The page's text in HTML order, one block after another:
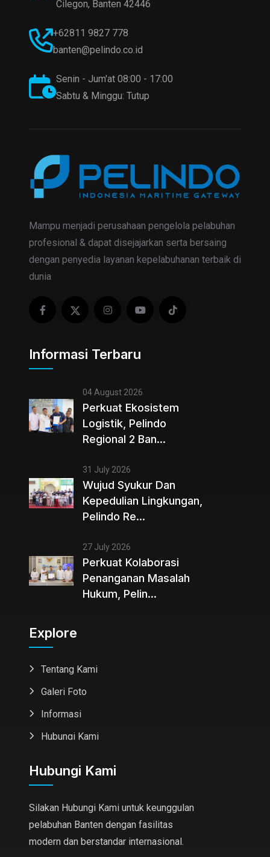
Cilegon, Banten 42446
+62811 9827 778
banten@pelindo.co.id
Senin - Jum'at 08:00 - 17:00
Sabtu & Minggu: Tutup
Mampu menjadi perusahaan pengelola pelabuhan
profesional & dapat disejajarkan serta bersaing
dengan penyedia layanan kepelabuhanan terbaik di
dunia
Informasi Terbaru
04 August 2026
Perkuat Ekosistem
Logistik, Pelindo
Regional 2 Ban...
31 July 2026
Wujud Syukur Dan
Kepedulian Lingkungan,
Pelindo Re...
27 July 2026
Perkuat Kolaborasi
Penanganan Masalah
Hukum, Pelin...
Explore
Tentang Kami
Galeri Foto
Informasi
Hubungi Kami
Hubungi Kami
Silakan Hubungi Kami untuk keunggulan
pelabuhan Banten dengan fasilitas
modern dan berstandar internasional.